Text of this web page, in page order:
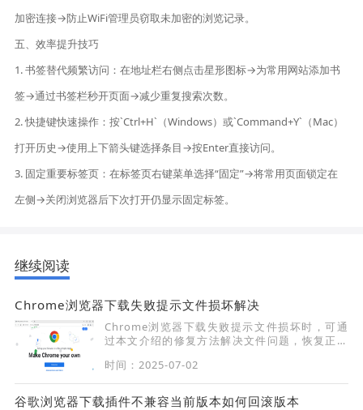
加密连接→防止WiFi管理员窃取未加密的浏览记录。
五、效率提升技巧
1. 书签替代频繁访问：在地址栏右侧点击星形图标→为常用网站添加书
签→通过书签栏秒开页面→减少重复搜索次数。
2. 快捷键快速操作：按`Ctrl+H`（Windows）或`Command+Y`（Mac）
打开历史→使用上下箭头键选择条目→按Enter直接访问。
3. 固定重要标签页：在标签页右键菜单选择“固定”→将常用页面锁定在
左侧→关闭浏览器后下次打开仍显示固定标签。
继续阅读
Chrome浏览器下载失败提示文件损坏解决
Chrome浏览器下载失败提示文件损坏时，可通
过本文介绍的修复方法解决文件问题，恢复正常
时间：2025-07-02
谷歌浏览器下载插件不兼容当前版本如何回滚版本